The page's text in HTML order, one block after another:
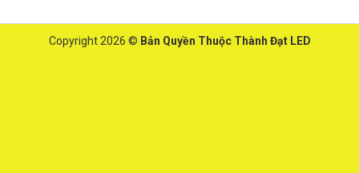
Copyright 2026 © Bản Quyền Thuộc Thành Đạt LED